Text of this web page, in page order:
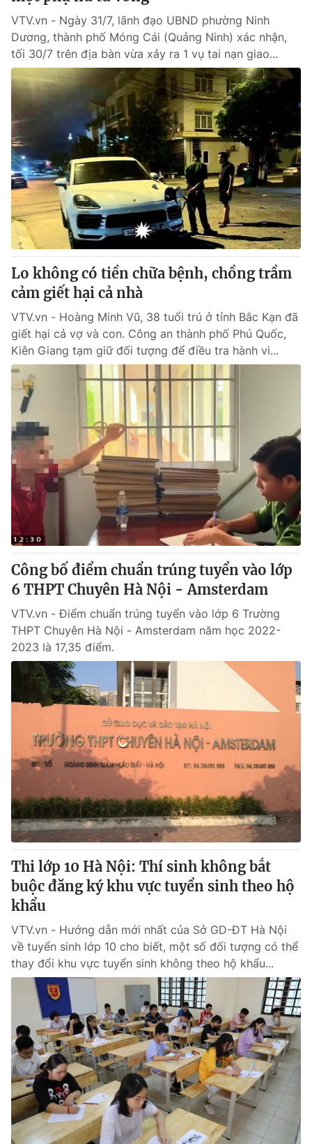
VTV.vn - Ngày 31/7, lãnh đạo UBND phường Ninh
Dương, thành phố Móng Cái (Quảng Ninh) xác nhận,
tối 30/7 trên địa bàn vừa xảy ra 1 vụ tai nạn giao...
Lo không có tiền chữa bệnh, chồng trầm
cảm giết hại cả nhà
VTV.vn - Hoàng Minh Vũ, 38 tuổi trú ở tỉnh Bắc Kạn đã
giết hại cả vợ và con. Công an thành phố Phú Quốc,
Kiên Giang tạm giữ đối tượng để điều tra hành vi...
Công bố điểm chuẩn trúng tuyển vào lớp
6 THPT Chuyên Hà Nội - Amsterdam
VTV.vn - Điểm chuẩn trúng tuyển vào lớp 6 Trường
THPT Chuyên Hà Nội - Amsterdam năm học 2022-
2023 là 17,35 điểm.
Thi lớp 10 Hà Nội: Thí sinh không bắt
buộc đăng ký khu vực tuyển sinh theo hộ
khẩu
VTV.vn - Hướng dẫn mới nhất của Sở GD-ĐT Hà Nội
về tuyển sinh lớp 10 cho biết, một số đối tượng có thể
thay đổi khu vực tuyển sinh không theo hộ khẩu...